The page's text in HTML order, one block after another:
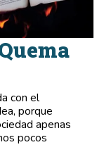
con el
porque
apenas
pocos